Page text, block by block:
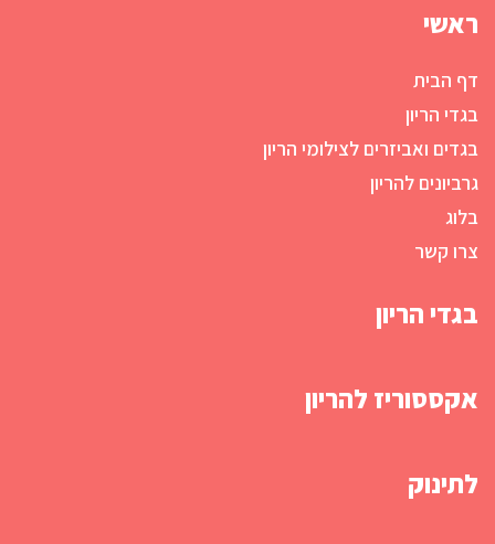
ראשי
דף הבית
בגדי הריון
בגדים ואביזרים לצילומי הריון
גרביונים להריון
בלוג
צרו קשר
בגדי הריון
אקססוריז להריון
לתינוק